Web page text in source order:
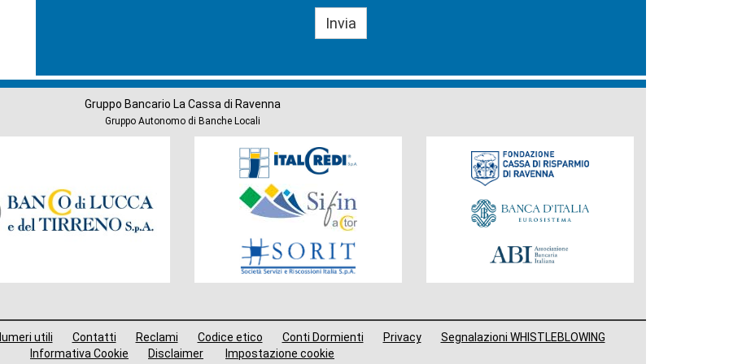
Gruppo Bancario La Cassa di Ravenna
Gruppo Autonomo di Banche Locali
Società
Gruppo
Fondazione
utili Contatti Reclami Codice etico Conti Dormienti Privacy
Segnalazioni WHISTLEBLOWING
Informativa Cookie
Disclaimer Impostazione cookie